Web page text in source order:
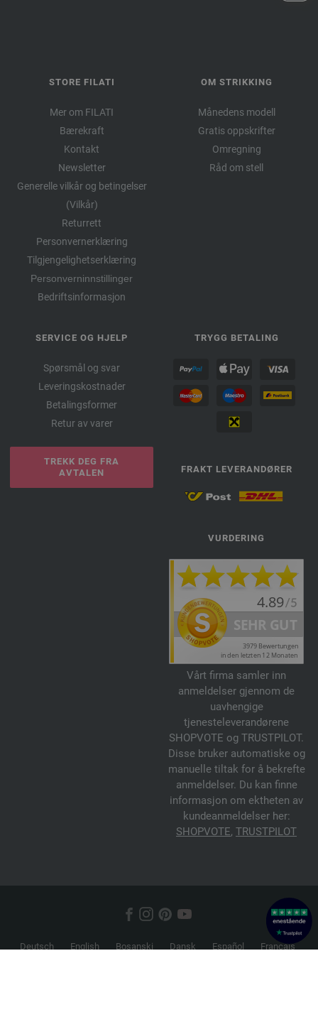
STORE FILATI
Mer om FILATI
Bærekraft
Kontakt
Newsletter
Generelle vilkår og betingelser
(Vilkår)
Returrett
Personvernerklæring
Tilgjengelighetserklæring
Personverninnstillinger
Bedriftsinformasjon
OM STRIKKING
Månedens modell
Gratis oppskrifter
Omregning
Råd om stell
SERVICE OG HJELP
Spørsmål og svar
Leveringskostnader
Betalingsformer
Retur av varer
TREKK DEG FRA
AVTALEN
TRYGG BETALING
FRAKT LEVERANDØRER
VURDERING
Vårt firma samler inn
anmeldelser gjennom de
uavhengige
tjenesteleverandørene
SHOPVOTE og TRUSTPILOT.
Disse bruker automatiske og
manuelle tiltak for å bekrefte
anmeldelser. Du kan finne
informasjon om ektheten av
kundeanmeldelser her:
SHOPVOTE, TRUSTPILOT
Deutsch English Bosanski Dansk Español
Français